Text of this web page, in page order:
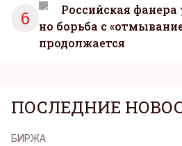
6
Российская
но борьба с
продолжается
ПОСЛЕДНИЕ
БИРЖА